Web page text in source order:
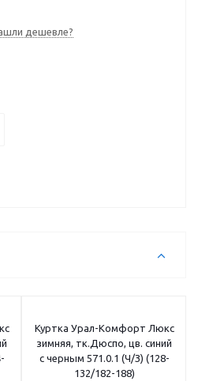
дешевле?
Куртка Урал-Комфорт Люкс
зимняя, тк.Дюспо, цв. синий
с черным 571.0.1 (Ч/З) (128-
132/182-188)